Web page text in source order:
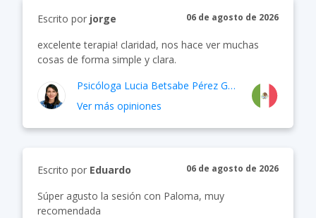
Escrito por jorge 06 de agosto de 2026
excelente terapia! claridad, nos hace ver muchas
cosas de forma simple y clara.
Psicóloga Lucia Betsabe Pérez García
Ver más opiniones
Escrito por Eduardo 06 de agosto de 2026
Súper agusto la sesión con Paloma, muy
recomendada